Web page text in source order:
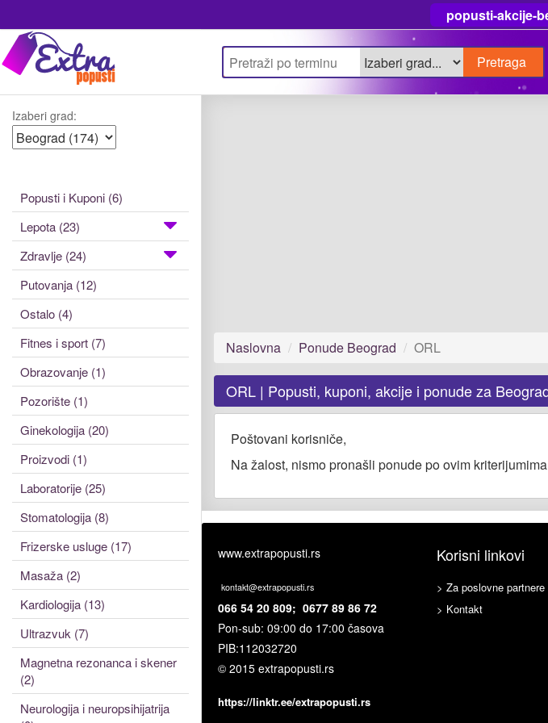
popusti-akcije-
Izaberi grad:
Popusti i Kuponi (6)
Lepota (23)
Zdravlje (24)
Putovanja (12)
Ostalo (4)
Fitnes i sport (7)
Obrazovanje (1)
Pozorište (1)
Ginekologija (20)
Proizvodi (1)
Laboratorije (25)
Stomatologija (8)
Frizerske usluge (17)
Masaža (2)
Kardiologija (13)
Ultrazvuk (7)
Magnetna rezonanca i skener
(2)
Neurologija i neuropsihijatrija
Naslovna Ponude Beograd ORL
ORL | Popusti, kuponi, akcije i ponude za
Poštovani korisniče,
Na žalost, nismo pronašli ponude po ovim
www.extrapopusti.rs
kontakt@extrapopusti.rs
066 54 20 809; 0677 89 86 72
Pon-sub: 09:00 do 17:00 časova
PIB:112032720
© 2015 extrapopusti.rs
https://linktr.ee/extrapopusti.rs
Korisni linkovi
> Za poslovne partnere
> Kontakt